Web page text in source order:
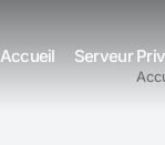
Accueil Serveur